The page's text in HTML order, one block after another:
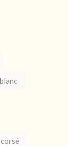
blanc
corsé